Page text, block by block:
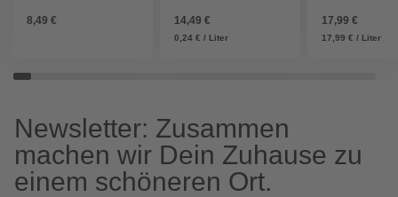
8,49 € 14,49 €
0,24 € / Liter
17,99 €
17,99 € / Liter
Newsletter: Zusammen
machen wir Dein Zuhause zu
einem schöneren Ort.